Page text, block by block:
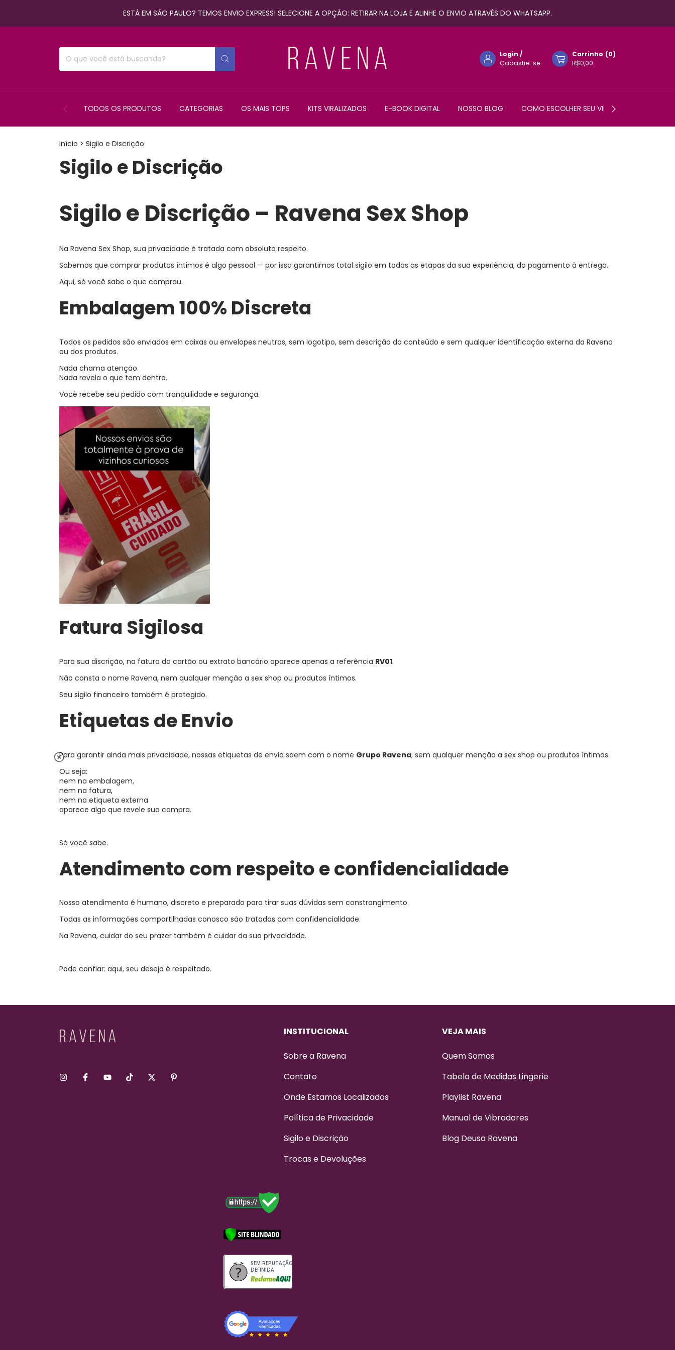
ESTÁ EM SÃO PAULO? TEMOS ENVIO EXPRESS! SELECIONE A OPÇÃO: RETIRAR NA LOJA E ALINHE O ENVIO ATRAVÉS DO WHATSAPP.
Login /
Cadastre-se
Carrinho (0)
R$0,00
TODOS OS PRODUTOS CATEGORIAS OS MAIS TOPS KITS VIRALIZADOS E-BOOK DIGITAL NOSSO BLOG COMO ESCOLHER SEU VIBRADOR?
Início > Sigilo e Discrição
Sigilo e Discrição
Sigilo e Discrição – Ravena Sex Shop
Na Ravena Sex Shop, sua privacidade é tratada com absoluto respeito.
Sabemos que comprar produtos íntimos é algo pessoal — por isso garantimos total sigilo em todas as etapas da sua experiência, do pagamento à entrega.
Aqui, só você sabe o que comprou.
Embalagem 100% Discreta
Todos os pedidos são enviados em caixas ou envelopes neutros, sem logotipo, sem descrição do conteúdo e sem qualquer identificação externa da Ravena
ou dos produtos.
Nada chama atenção.
Nada revela o que tem dentro.
Você recebe seu pedido com tranquilidade e segurança.
Fatura Sigilosa
Para sua discrição, na fatura do cartão ou extrato bancário aparece apenas a referência RV01.
Não consta o nome Ravena, nem qualquer menção a sex shop ou produtos íntimos.
Seu sigilo financeiro também é protegido.
Etiquetas de Envio
Para garantir ainda mais privacidade, nossas etiquetas de envio saem com o nome Grupo Ravena, sem qualquer menção a sex shop ou produtos íntimos.
Ou seja:
nem na embalagem,
nem na fatura,
nem na etiqueta externa
aparece algo que revele sua compra.
Só você sabe.
Atendimento com respeito e confidencialidade
Nosso atendimento é humano, discreto e preparado para tirar suas dúvidas sem constrangimento.
Todas as informações compartilhadas conosco são tratadas com confidencialidade.
Na Ravena, cuidar do seu prazer também é cuidar da sua privacidade.
Pode confiar: aqui, seu desejo é respeitado.
INSTITUCIONAL
Sobre a Ravena
Contato
Onde Estamos Localizados
Política de Privacidade
Sigilo e Discrição
Trocas e Devoluções
VEJA MAIS
Quem Somos
Tabela de Medidas Lingerie
Playlist Ravena
Manual de Vibradores
Blog Deusa Ravena
SEM REPUTAÇÃO
DEFINIDA